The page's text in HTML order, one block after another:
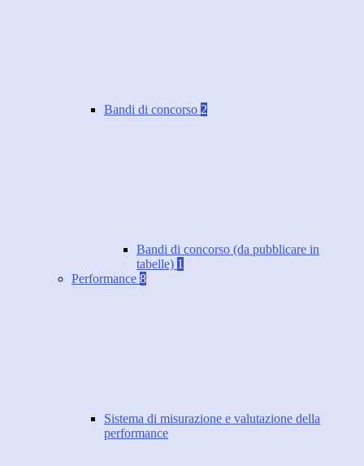
Bandi di concorso 2
Bandi di concorso (da pubblicare in
tabelle) 1
Performance 8
Sistema di misurazione e valutazione della
performance